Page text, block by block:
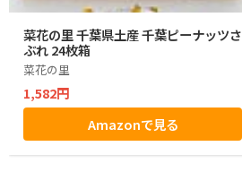
菜花の里 千葉県土産 千葉ピーナッツさ
ぶれ 24枚箱
菜花の里
1,582円
Amazonで見る